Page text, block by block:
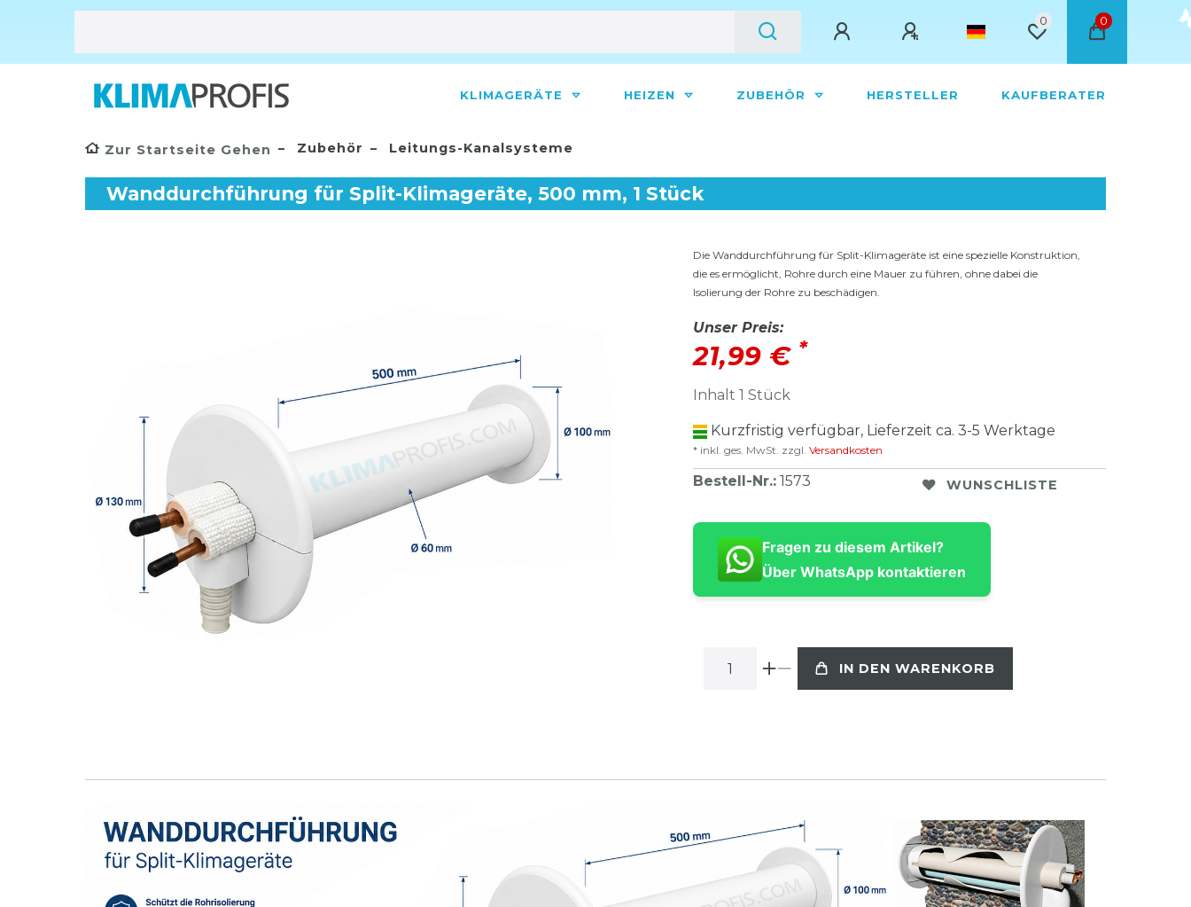
0 0
KLIMAGERÄTE HEIZEN ZUBEHÖR HERSTELLER KAUFBERATER
Zur Startseite Gehen Zubehör Leitungs-Kanalsysteme
Wanddurchführung für Split-Klimageräte, 500 mm, 1 Stück
Die Wanddurchführung für Split-Klimageräte ist eine spezielle Konstruktion,
die es ermöglicht, Rohre durch eine Mauer zu führen, ohne dabei die
Isolierung der Rohre zu beschädigen.
Unser Preis:
21,99 € *
Inhalt 1 Stück
Kurzfristig verfügbar, Lieferzeit ca. 3-5 Werktage
* inkl. ges. MwSt. zzgl. Versandkosten
Bestell-Nr.: 1573 WUNSCHLISTE
Fragen zu diesem Artikel?
Über WhatsApp kontaktieren
IN DEN WARENKORB